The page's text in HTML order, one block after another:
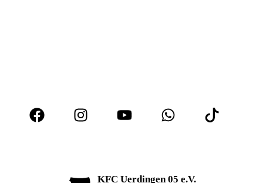
KFC Uerdingen 05 e.V.